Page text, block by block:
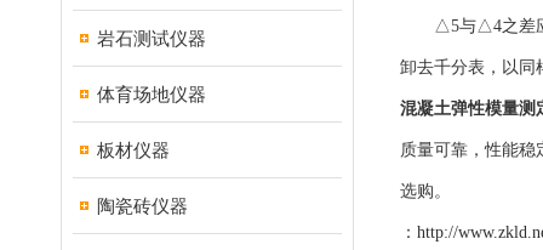
岩石测试仪器
体育场地仪器
板材仪器
陶瓷砖仪器
△5与△4之差应不
卸去千分表，以同
混凝土弹性模量测
质量可靠，性能稳
选购。
： http://